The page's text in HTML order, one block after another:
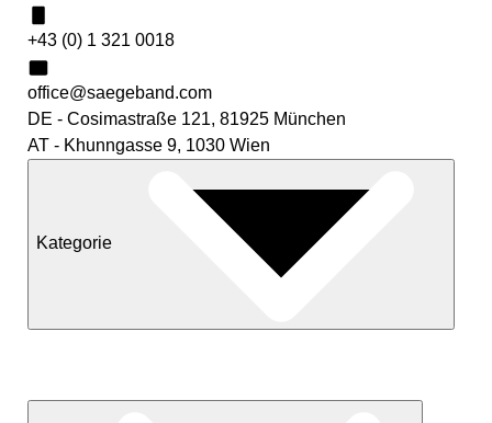
+43 (0) 1 321 0018
office@saegeband.com
DE - Cosimastraße 121, 81925 München
AT - Khunngasse 9, 1030 Wien
Kategorie